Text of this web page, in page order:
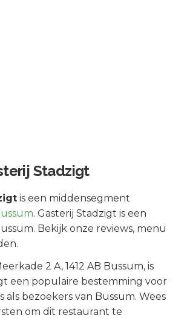
Stadzigt
is een middensegment
. Gasterij Stadzigt is een
Bekijk onze reviews, menu
2 A, 1412 AB Bussum, is
een populaire bestemming voor
als bezoekers van Bussum. Wees
om dit restaurant te